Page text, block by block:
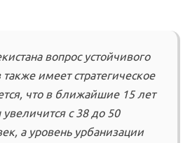
вопрос устойчивого
имеет стратегическое
что в ближайшие 15 лет
с 38 до 50
а уровень урбанизации